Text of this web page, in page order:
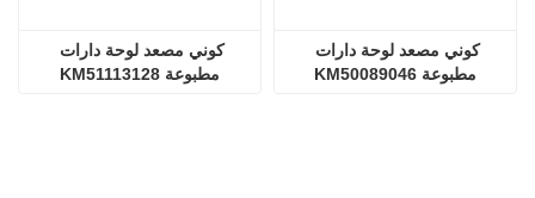
مطبوعة KM51113128
مطبوعة KM50089046